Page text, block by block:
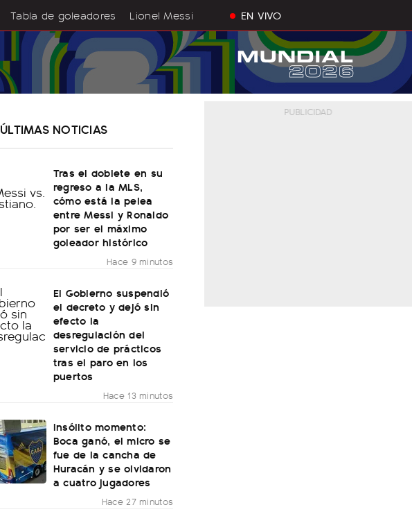
Tabla de goleadores Lionel Messi EN VIVO
ÚLTIMAS NOTICIAS
Tras el doblete en su
regreso a la MLS,
cómo está la pelea
entre Messi y Ronaldo
por ser el máximo
goleador histórico
Hace 9 minutos
El Gobierno suspendió
el decreto y dejó sin
efecto la
desregulación del
servicio de prácticos
tras el paro en los
puertos
Hace 13 minutos
Insólito momento:
Boca ganó, el micro se
fue de la cancha de
Huracán y se olvidaron
a cuatro jugadores
Hace 27 minutos